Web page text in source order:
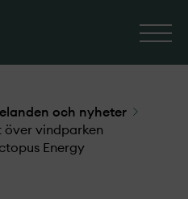
och nyheter
över vindparken
Energy